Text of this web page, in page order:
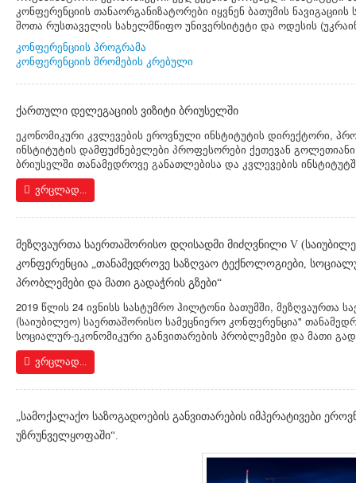
კონფერენციის თანაორგანიზატორები იყვნენ ბათუმის
შოთა რუსთაველის სახელმწიფო უნივერსიტეტი და ოდესის
კონფერენციის პროგრამა
კონფერენციის შრომების კრებული
ქართული დელეგაციის ვიზიტი ბრიუსელში
ეკონომიკური კვლევების ეროვნული ინსტიტუტის დირექტორი,
ინსტიტუტის დამფუძნებელები პროფესორები ქეთევან
ბრიუსელში თანამედროვე განათლებისა და კვლევების
ვრცლად...
მეზღვაურთა საერთაშორისო დღისადმი მიძღვნილი V
კონფერენცია „თანამედროვე საზღვაო ტექნოლოგიები,
პრობლემები და მათი გადაჭრის გზები“
2019 წლის 24 ივნისს სასტუმრო ჰილტონი ბათუმში, მეზღვაურთა
(საიუბილეო) საერთაშორისო სამეცნიერო კონფერენცია"
სოციალურ-ეკონომიკური განვითარების პრობლემები და მათი
ვრცლად...
„სამოქალაქო საზოგადოების განვითარების იმპერატივები
უზრუნველყოფაში“.